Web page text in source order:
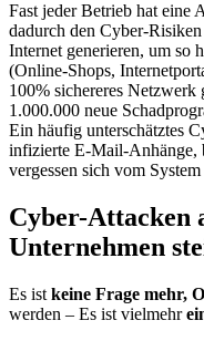
Fast jeder Betrieb hat eine
dadurch den Cyber-
Internet generieren, um so
(Online-Shops,
100% sichereres Netzwerk
1.000.000 neue
Ein häufig unterschätztes
infizierte E-Mail-Anhänge,
vergessen sich vom
Cyber-Attacken
Unternehmen
Es ist keine Frage mehr,
werden – Es ist vielmehr